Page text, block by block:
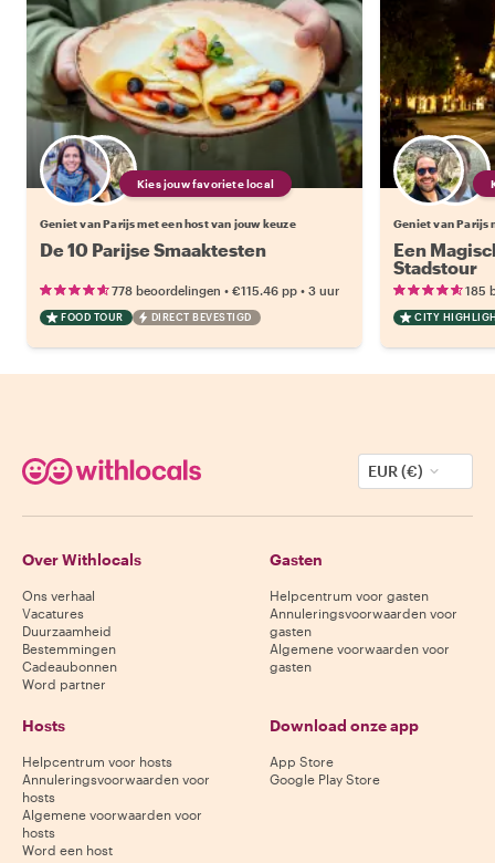
Kies jouw favoriete local
Geniet van Parijs met een host van jouw keuze
De 10 Parijse Smaaktesten
778 beoordelingen • €115.46 pp • 3 uur
FOOD TOUR DIRECT BEVESTIGD
Geniet van Parijs
Een
Stadstour
185
CITY
EUR (€)
Over Withlocals
Ons verhaal
Vacatures
Duurzaamheid
Bestemmingen
Cadeaubonnen
Word partner
Gasten
Helpcentrum voor gasten
Annuleringsvoorwaarden voor
gasten
Algemene voorwaarden voor
gasten
Hosts
Helpcentrum voor hosts
Annuleringsvoorwaarden voor
hosts
Algemene voorwaarden voor
hosts
Word een host
Download onze app
App Store
Google Play Store